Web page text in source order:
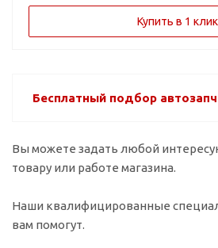
Купить в 1 клик
Бесплатный подбор
Вы можете задать любой
товару или работе магазина.
Наши квалифицированные
вам помогут.